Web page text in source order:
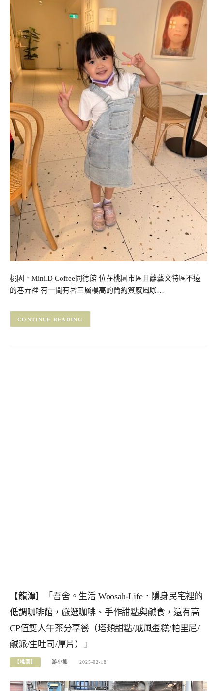
桃園．Mini.D Coffee同德館 位在桃園市區且離藝文特區不遠
的巷弄裡 有一間有著三層樓高的簡約質感風咖…
CONTINUE READING
【龍潭】「吾舍。生活 Woosah-Life．隱身民宅裡的
低調咖啡館，嚴選咖啡、手作甜點與鹹食，還有高
CP值雙人午茶分享餐（塔類甜點/戚風蛋糕/帕里尼/
鹹派/生吐司/厚片）」
【桃園】 游小熊 2025-02-18